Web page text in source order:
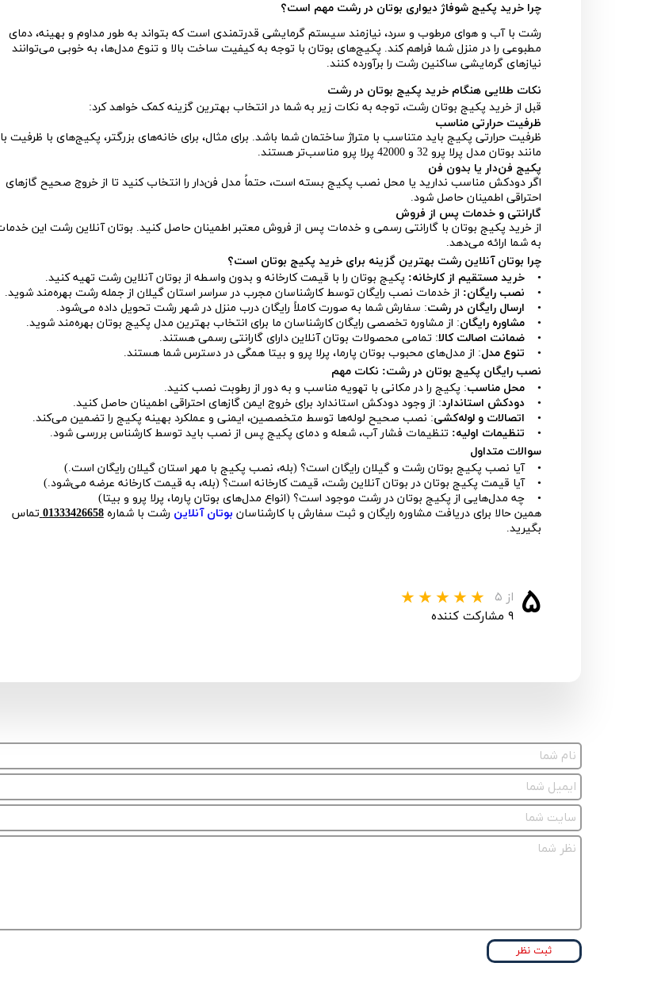
چرا خرید پکیج شوفاژ دیواری بوتان در رشت مهم است؟
رشت با آب و هوای مرطوب و سرد، نیازمند سیستم گرمایشی قدرتمندی است که بتواند به طور مداوم و بهینه، دمای
مطبوعی را در منزل شما فراهم کند. پکیج‌های بوتان با توجه به کیفیت ساخت بالا و تنوع مدل‌ها، به خوبی می‌توانند
نیازهای گرمایشی ساکنین رشت را برآورده کنند.
نکات طلایی هنگام خرید پکیج بوتان در رشت
قبل از خرید پکیج بوتان رشت، توجه به نکات زیر به شما در انتخاب بهترین گزینه کمک خواهد کرد:
ظرفیت حرارتی مناسب
ظرفیت حرارتی پکیج باید متناسب با متراژ ساختمان شما باشد. برای مثال، برای خانه‌های بزرگتر، پکیج‌های با ظرفیت
مانند بوتان مدل پرلا پرو 32 و 42000 پرلا پرو مناسب‌تر هستند.
پکیج فن‌دار یا بدون فن
اگر دودکش مناسب ندارید یا محل نصب پکیج بسته است، حتماً مدل فن‌دار را انتخاب کنید تا از خروج صحیح گازهای
احتراقی اطمینان حاصل شود.
گارانتی و خدمات پس از فروش
از خرید پکیج بوتان با گارانتی رسمی و خدمات پس از فروش معتبر اطمینان حاصل کنید. بوتان آنلاین رشت این
به شما ارائه می‌دهد.
چرا بوتان آنلاین رشت بهترین گزینه برای خرید پکیج بوتان است؟
•
خرید مستقیم از کارخانه: پکیج بوتان را با قیمت کارخانه و بدون واسطه از بوتان آنلاین رشت تهیه کنید.
• نصب رایگان: از خدمات نصب رایگان توسط کارشناسان مجرب در سراسر استان گیلان از جمله رشت بهره‌مند شوید.
•
ارسال رایگان در رشت: سفارش شما به صورت کاملاً رایگان درب منزل در شهر رشت تحویل داده می‌شود.
•
مشاوره رایگان: از مشاوره تخصصی رایگان کارشناسان ما برای انتخاب بهترین مدل پکیج بوتان بهره‌مند شوید.
•ضمانت اصالت کالا: تمامی محصولات بوتان آنلاین دارای گارانتی رسمی هستند.
•
تنوع مدل: از مدل‌های محبوب بوتان پارما، پرلا پرو و بیتا همگی در دسترس شما هستند.
نصب رایگان پکیج بوتان در رشت: نکات مهم
•محل مناسب: پکیج را در مکانی با تهویه مناسب و به دور از رطوبت نصب کنید.
•
دودکش استاندارد: از وجود دودکش استاندارد برای خروج ایمن گازهای احتراقی اطمینان حاصل کنید.
• اتصالات و لوله‌کشی: نصب صحیح لوله‌ها توسط متخصصین، ایمنی و عملکرد بهینه پکیج را تضمین می‌کند.
• تنظیمات اولیه: تنظیمات فشار آب، شعله و دمای پکیج پس از نصب باید توسط کارشناس بررسی شود.
سوالات متداول
• آیا نصب پکیج بوتان رشت و گیلان رایگان است؟ (بله، نصب پکیج با مهر استان گیلان رایگان است.)
• آیا قیمت پکیج بوتان در بوتان آنلاین رشت، قیمت کارخانه است؟ (بله، به قیمت کارخانه عرضه می‌شود.)
• چه مدل‌هایی از پکیج بوتان در رشت موجود است؟ (انواع مدل‌های بوتان پارما، پرلا پرو و بیتا)
همین حالا برای دریافت مشاوره رایگان و ثبت سفارش با کارشناسان بوتان آنلاین رشت با شماره01333426658 تماس
بگیرید.
۵ از ۵
۹ مشارکت کننده
ثبت نظر